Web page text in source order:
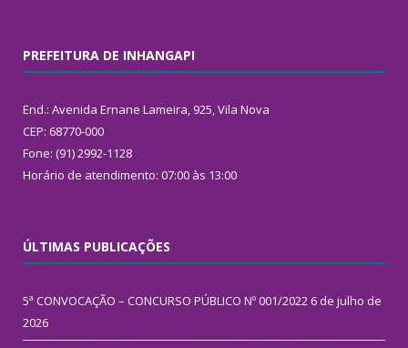
PREFEITURA DE INHANGAPI
End.: Avenida Ernane Lameira, 925, Vila Nova
CEP: 68770-000
Fone: (91) 2992-1128
Horário de atendimento: 07:00 às 13:00
ÚLTIMAS PUBLICAÇÕES
5ª CONVOCAÇÃO – CONCURSO PÚBLICO Nº 001/2022 6 de julho de
2026